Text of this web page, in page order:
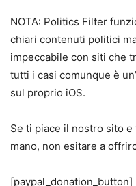
NOTA: Politics Filter
chiari contenuti politici
impeccabile con siti che
tutti i casi comunque è
sul proprio iOS.
Se ti piace il nostro sito
mano, non esitare a
[paypal_donation_button]